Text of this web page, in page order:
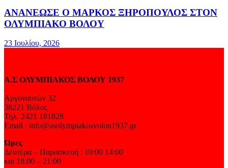
ΑΝΑΝΕΩΣΕ Ο ΜΑΡΚΟΣ ΞΗΡΟΠΟΥΛΟΣ ΣΤΟΝ
ΟΛΥΜΠΙΑΚΟ ΒΟΛΟΥ
23 Ιουλίου, 2026
Α.Σ ΟΛΥΜΠΙΑΚΟΣ ΒΟΛΟΥ 1937
Αργοναυτών 32
38221 Βόλος
Τηλ. 2421 181828
Email : info@asolympiakosvolou1937.gr
Ώρες
Δευτέρα – Παρασκευή : 10:00 14:00
και 18:00 – 21:00